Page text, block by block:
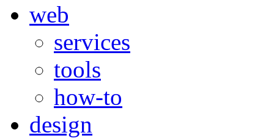
web
services
tools
how-to
design